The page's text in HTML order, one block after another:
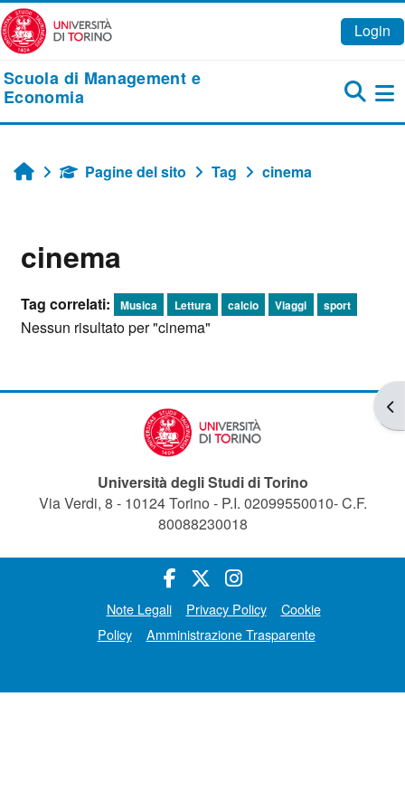
Vai al contenuto principale
Login
Scuola di Management e
Economia
HomePagine del sito Tag cinema
cinema
Tag correlati: Musica Lettura calcio Viaggi sport
Nessun risultato per "cinema"
Università degli Studi di Torino
Via Verdi, 8 - 10124 Torino - P.I. 02099550010- C.F.
80088230018
Note Legali Privacy Policy
Cookie
Policy
Amministrazione Trasparente